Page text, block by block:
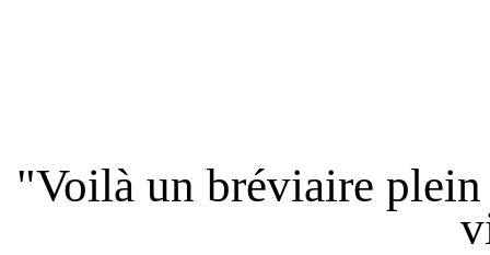
"Voilà un bréviaire